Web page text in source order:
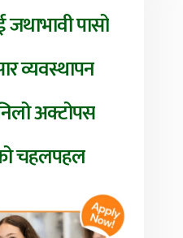
पासो
व्यवस्थापन
अक्टोपस
चहलपहल